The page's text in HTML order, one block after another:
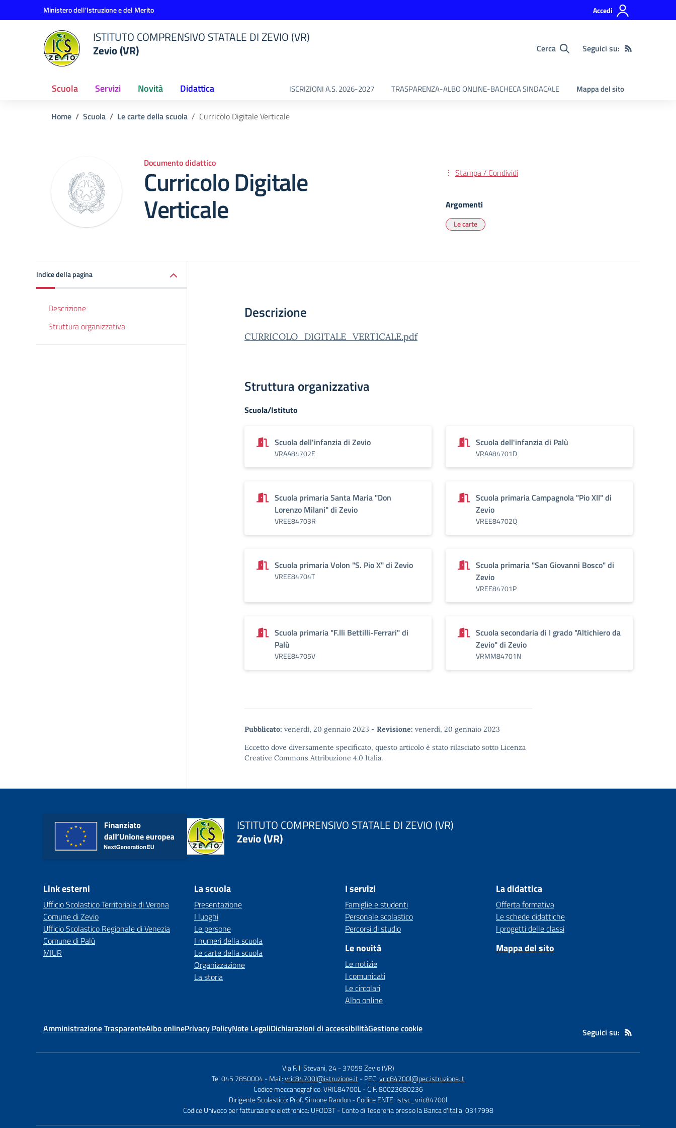
Vai ai contenuti
Vai al menu di navigazioneMinistero dell'Istruzione e del Merito Accedi
ISTITUTO COMPRENSIVO STATALE DI ZEVIO (VR)
Zevio (VR)
Cerca Seguici su:
Scuola Servizi Novità Didattica ISCRIZIONI A.S. 2026-2027 TRASPARENZA-ALBO ONLINE-BACHECA SINDACALE Mappa del sito
Home Scuola Le carte della scuola Curricolo Digitale Verticale
Documento didattico
Curricolo Digitale
Verticale
Stampa / Condividi
Argomenti
Le carte
Indice della pagina
Descrizione
Struttura organizzativa
Descrizione
CURRICOLO_DIGITALE_VERTICALE.pdf
Struttura organizzativa
Scuola/Istituto
Scuola dell'infanzia di Zevio
VRAA84702E
Scuola dell'infanzia di Palù
VRAA84701D
Scuola primaria Santa Maria "Don
Lorenzo Milani" di Zevio
VREE84703R
Scuola primaria Campagnola "Pio XII" di
Zevio
VREE84702Q
Scuola primaria Volon "S. Pio X" di Zevio
VREE84704T
Scuola primaria "San Giovanni Bosco" di
Zevio
VREE84701P
Scuola primaria "F.lli Bettilli-Ferrari" di
Palù
VREE84705V
Scuola secondaria di I grado "Altichiero da
Zevio" di Zevio
VRMM84701N
Pubblicato: venerdì, 20 gennaio 2023 - Revisione: venerdì, 20 gennaio 2023
Eccetto dove diversamente specificato, questo articolo è stato rilasciato sotto Licenza
Creative Commons Attribuzione 4.0 Italia.
ISTITUTO COMPRENSIVO STATALE DI ZEVIO (VR)
Zevio (VR)
Link esterni
Ufficio Scolastico Territoriale di Verona
Comune di Zevio
Ufficio Scolastico Regionale di Venezia
Comune di Palù
MIUR
La scuola
Presentazione
I luoghi
Le persone
I numeri della scuola
Le carte della scuola
Organizzazione
La storia
I servizi
Famiglie e studenti
Personale scolastico
Percorsi di studio
Le novità
Le notizie
I comunicati
Le circolari
Albo online
La didattica
Offerta formativa
Le schede didattiche
I progetti delle classi
Mappa del sito
Amministrazione TrasparenteAlbo onlinePrivacy PolicyNote LegaliDichiarazioni di accessibilitàGestione cookie Seguici su:
Via F.lli Stevani, 24 -37059 Zevio (VR)
Tel 045 7850004- Mail:vric84700l@istruzione.it- PEC:vric84700l@pec.istruzione.it
Codice meccanografico: VRIC84700L - C.F. 80023680236
Dirigente Scolastico: Prof. Simone Randon- Codice ENTE: istsc_vric84700l
Codice Univoco per fatturazione elettronica: UFOD3T - Conto di Tesoreria presso la Banca d'Italia: 0317998